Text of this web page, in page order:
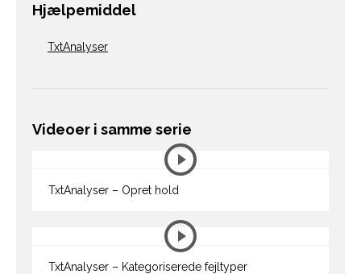
Hjælpemiddel
TxtAnalyser
Videoer i samme serie
TxtAnalyser – Opret hold
TxtAnalyser – Kategoriserede fejltyper